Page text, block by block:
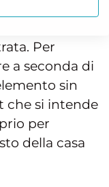
più
Per
a seconda di
sin
che si intende
per
della casa